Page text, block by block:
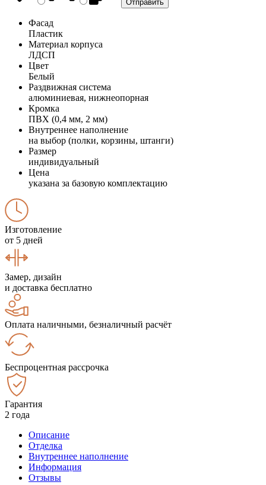
Фасад
Пластик
Материал корпуса
ЛДСП
Цвет
Белый
Раздвижная система
алюминиевая, нижнеопорная
Кромка
ПВХ (0,4 мм, 2 мм)
Внутреннее наполнение
на выбор (полки, корзины, штанги)
Размер
индивидуальный
Цена
указана за базовую комплектацию
Изготовление
от 5 дней
Замер, дизайн
и доставка бесплатно
Оплата наличными, безналичный расчёт
Беспроцентная рассрочка
Гарантия
2 года
Описание
Отделка
Внутреннее наполнение
Информация
Отзывы